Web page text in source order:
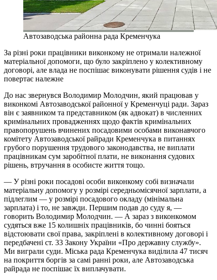
Автозаводська районна рада Кременчука
За різні роки працівники виконкому не отримали належної
матеріальної допомоги, що було закріплено у колективному
договорі, але влада не поспішає виконувати рішення судів і не
повертає належне
До нас звернувся Володимир Молодчин, який працював у
виконкомі Автозаводської районної у Кременчуці ради. Зараз
він є заявником та представником (як адвокат) в численних
кримінальних провадженнях щодо фактів кримінальних
правопорушень вчинених посадовими особами виконавчого
комітету Автозаводської райради Кременчука в питаннях
грубого порушення трудового законодавства, не виплати
працівникам сум заробітної плати, не виконання судових
рішень, втручання в особисте життя тощо.
— У різні роки посадові особи виконкому собі визначали
матеріальну допомогу у розмірі середньомісячної зарплати, а
підлеглим — у розмірі посадового окладу (мінімальна
зарплата) і то, не завжди. Першим подав до суду я, —
говорить Володимир Молодчин. — А зараз з виконкомом
судяться вже 15 колишніх працівників, бо чинні бояться
відстоювати свої права, закріплені в колективному договорі і
передбачені ст. 33 Закону України «Про державну службу».
Ми виграли суди. Міська рада Кременчука виділила 47 тисяч
на покриття боргів за самі ранні роки, але Автозаводська
райрада не поспішає їх виплачувати.